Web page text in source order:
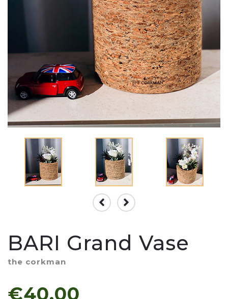
BARI Grand Vase
the corkman
€40,00